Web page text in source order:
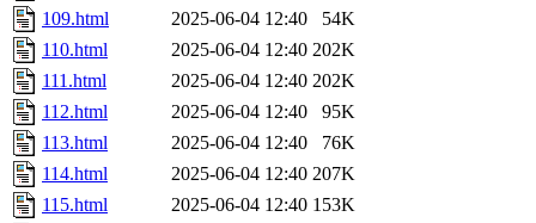
109.html
2025-06-04 12:40
54K
110.html
2025-06-04 12:40 202K
111.html
2025-06-04 12:40 202K
112.html
2025-06-04 12:40
95K
113.html
2025-06-04 12:40
76K
114.html
2025-06-04 12:40 207K
115.html
2025-06-04 12:40 153K